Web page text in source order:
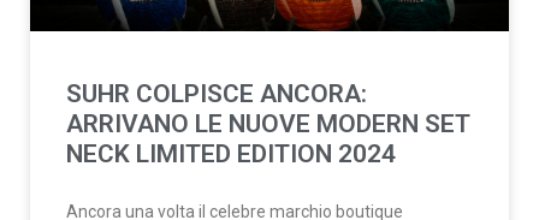
SUHR COLPISCE ANCORA:
ARRIVANO LE NUOVE MODERN SET
NECK LIMITED EDITION 2024
Ancora una volta il celebre marchio boutique